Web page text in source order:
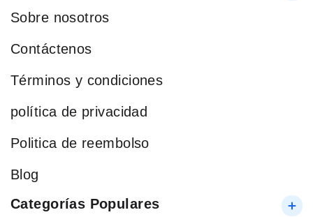
Sobre nosotros
Contáctenos
Términos y condiciones
política de privacidad
Politica de reembolso
Blog
Categorías Populares